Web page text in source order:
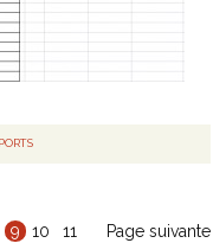
9 10 11 Page suivante